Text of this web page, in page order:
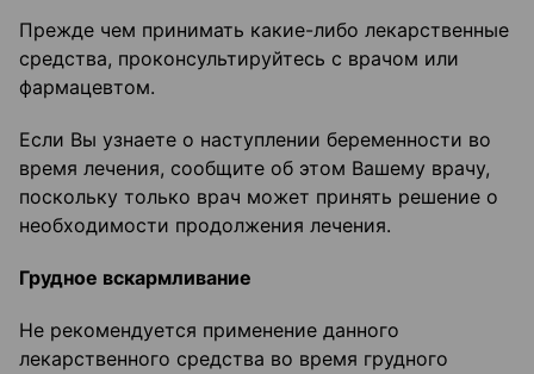
Прежде чем принимать какие-либо лекарственные
средства, проконсультируйтесь с врачом или
фармацевтом.
Если Вы узнаете о наступлении беременности во
время лечения, сообщите об этом Вашему врачу,
поскольку только врач может принять решение о
необходимости продолжения лечения.
Грудное вскармливание
Не рекомендуется применение данного
лекарственного средства во время грудного